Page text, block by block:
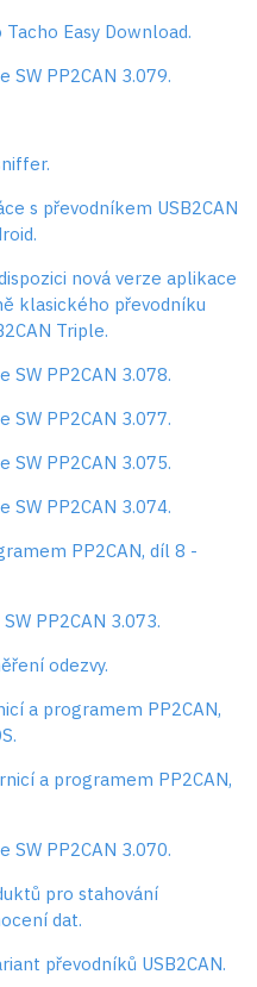
Easy Download.
SW PP2CAN 3.079.
s převodníkem USB2CAN
nová verze aplikace
klasického převodníku
Triple.
SW PP2CAN 3.078.
SW PP2CAN 3.077.
SW PP2CAN 3.075.
SW PP2CAN 3.074.
PP2CAN, díl 8 -
PP2CAN 3.073.
odezvy.
a programem PP2CAN,
a programem PP2CAN,
SW PP2CAN 3.070.
pro stahování
dat.
převodníků USB2CAN.